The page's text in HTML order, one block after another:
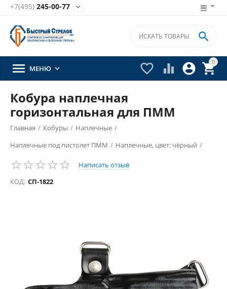
+7(495) 245-00-77 
0


 

 МЕНЮ 
Кобура наплечная
горизонтальная для ПММ
Главная / Кобуры / Наплечные /
Наплечные под пистолет ПММ / Наплечные, цвет: чёрный /
Написать отзыв
КОД: СП-1822